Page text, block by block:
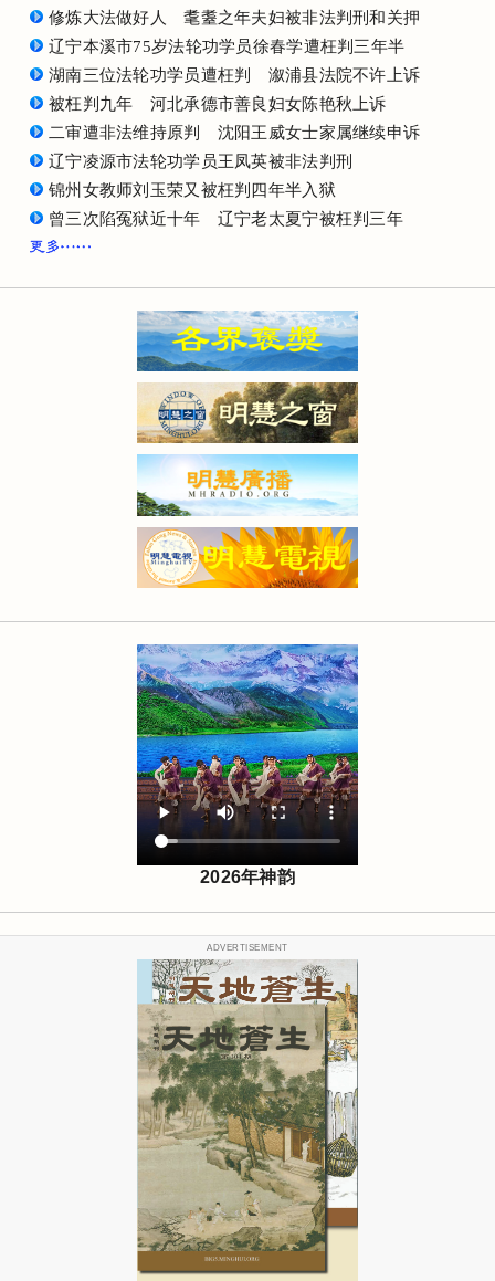
修炼大法做好人 耄耋之年夫妇被非法判刑和关押
辽宁本溪市75岁法轮功学员徐春学遭枉判三年半
湖南三位法轮功学员遭枉判 溆浦县法院不许上诉
被枉判九年 河北承德市善良妇女陈艳秋上诉
二审遭非法维持原判 沈阳王威女士家属继续申诉
辽宁凌源市法轮功学员王凤英被非法判刑
锦州女教师刘玉荣又被枉判四年半入狱
曾三次陷冤狱近十年 辽宁老太夏宁被枉判三年
2026年神韵
ADVERTISEMENT